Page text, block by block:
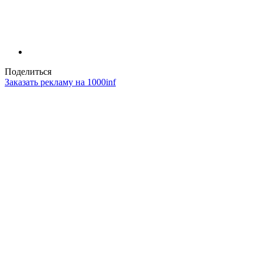
Поделиться
Заказать рекламу на 1000inf